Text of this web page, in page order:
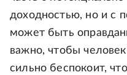
доходностью, но и с
может быть
важно, чтобы
сильно беспокоит,